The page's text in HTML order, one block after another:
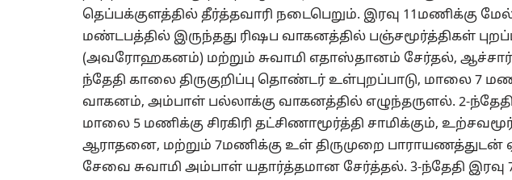
தெப்பக்குளத்தில் தீர்த்தவாரி நடைபெறும். இரவு 11மணிக்கு
மண்டபத்தில் இருந்தது ரிஷப வாகனத்தில் பஞ்சமூர்த்திகள்
(அவரோஹகனம்) மற்றும் சுவாமி எதாஸ்தானம் சேர்தல்,
ந்தேதி காலை திருகுறிப்பு தொண்டர் உள்புறப்பாடு, மாலை 7
வாகனம், அம்பாள் பல்லாக்கு வாகனத்தில் எழுந்தருளல். 2-
மாலை 5 மணிக்கு சிரகிரி தட்சிணாமூர்த்தி சாமிக்கும்,
ஆராதனை, மற்றும் 7மணிக்கு உள் திருமுறை பாராயணத்துடன்
சேவை சுவாமி அம்பாள் யதார்த்தமான சேர்த்தல். 3-ந்தேதி இரவு